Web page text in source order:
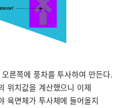
른쪽에 풍차를 투사하여 만든다.
위치값을 계산했으니 이제
육면체가 투사체에 들어올지